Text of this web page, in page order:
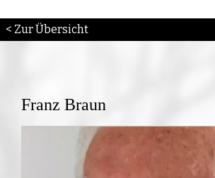
< Zur Übersicht
Franz Braun